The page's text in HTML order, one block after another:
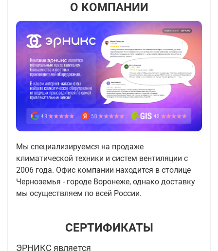
О КОМПАНИИ
Мы специализируемся на продаже
климатической техники и систем вентиляции с
2006 года. Офис компании находится в столице
Черноземья - городе Воронеже, однако доставку
мы осуществляем по всей России.
СЕРТИФИКАТЫ
ЭРНИКС является